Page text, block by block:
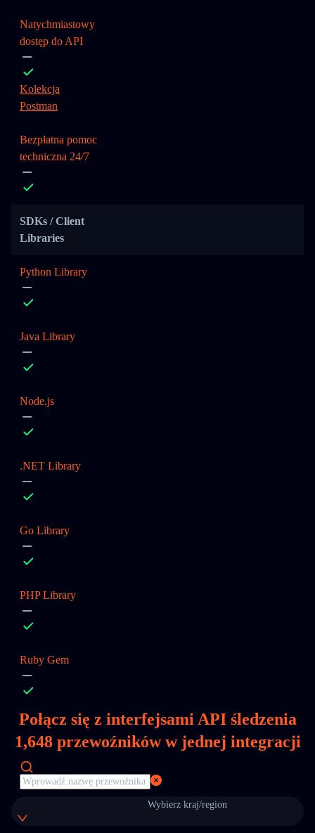
Natychmiastowy
dostęp do API
Kolekcja
Postman
Bezpłatna pomoc
techniczna 24/7
SDKs / Client
Libraries
Python Library
Java Library
Node.js
.NET Library
Go Library
PHP Library
Ruby Gem
Połącz się z interfejsami API śledzenia
1,648przewoźników w jednej integracji
Wybierz kraj/region